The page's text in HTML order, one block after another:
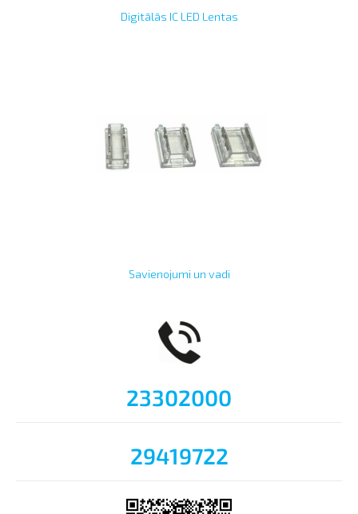
23302000
29419722
Digitālās IC LED Lentas
Savienojumi un vadi